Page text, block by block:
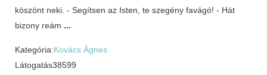
köszönt neki. - Segítsen az Isten, te szegény favágó! - Hát
bizony reám ...
Kategória:Kovács Ágnes
Látogatás38599